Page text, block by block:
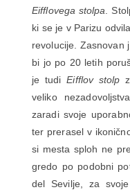
Eifflovega stolpa .
ki se je v Parizu
revolucije. Zasnovan
bi jo po 20 letih
je tudiEifflov stolp
veliko
zaradi svoje
ter prerasel v
si mesta sploh ne
gredo po podobni
del Sevilje, za